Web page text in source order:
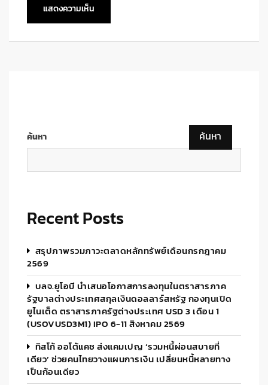
ค้นหา ค้นหา
Recent Posts
สรุปภาพรวมภาวะตลาดหลักทรัพย์เดือนกรกฎาคม
2569
บลจ.ยูโอบี นำเสนอโอกาสการลงทุนในตราสารภาค
รัฐบาลต่างประเทศสกุลเงินดอลลาร์สหรัฐ กองทุนเปิด
ยูไนเต็ด ตราสารภาครัฐต่างประเทศ USD 3 เดือน 1
(USOVUSD3M1) IPO 6-11 สิงหาคม 2569
ทิสโก้ ออโต้แคช ส่งแคมเปญ ‘รวมหนี้ผ่อนสบายที่
เดียว’ ช่วยคนไทยวางแผนการเงิน เปลี่ยนหนี้หลายทาง
เป็นก้อนเดียว